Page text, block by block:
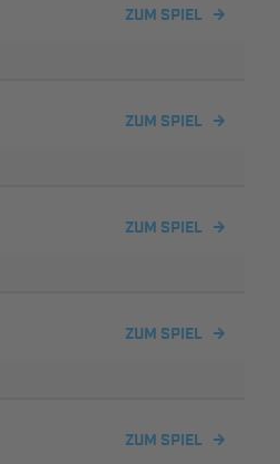
ZUM SPIEL
ZUM SPIEL
ZUM SPIEL
ZUM SPIEL
ZUM SPIEL